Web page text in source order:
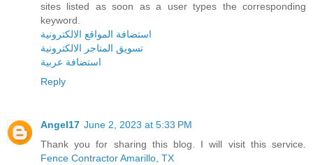
sites listed as soon as a user types the corresponding
keyword.
استضافة المواقع الالكترونية
تسويق المتاجر الالكترونية
استضافة عربية
Reply
Angel17 June 2, 2023 at 5:33 PM
Thank you for sharing this blog. I will visit this service.
Fence Contractor Amarillo, TX